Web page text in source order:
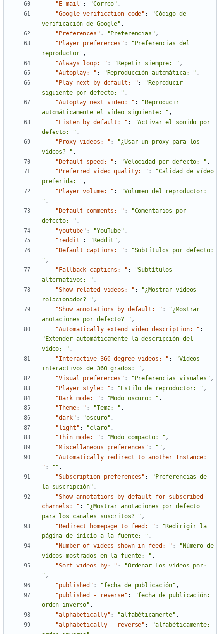
"E-mail" : "Correo" ,
"Google verification code" :
"Código de
verificación de Google" ,
"Preferences" : "Preferencias" ,
"Player preferences" :
"Preferencias del
reproductor" ,
"Always loop: " : "Repetir siempre: " ,
"Autoplay: " : "Reproducción automática: " ,
"Play next by default: " :
"Reproducir
siguiente por defecto: " ,
"Autoplay next video: " :
"Reproducir
automáticamente el vídeo siguiente: " ,
"Listen by default: " :
"Activar el sonido por
defecto: " ,
"Proxy videos: " :
"¿Usar un proxy para los
vídeos? " ,
"Default speed: " : "Velocidad por defecto: " ,
"Preferred video quality: " :
"Calidad de vídeo
preferida: " ,
"Player volume: " :
"Volumen del reproductor:
" ,
"Default comments: " :
"Comentarios por
defecto: " ,
"youtube" : "YouTube" ,
"reddit" : "Reddit" ,
"Default captions: " :
"Subtítulos por defecto:
" ,
"Fallback captions: " :
"Subtítulos
alternativos: " ,
"Show related videos: " :
"¿Mostrar vídeos
relacionados? " ,
"Show annotations by default: " :
"¿Mostrar
anotaciones por defecto? " ,
"Automatically extend video description: " :
"Extender automáticamente la descripción del
vídeo: " ,
"Interactive 360 degree videos: " :
"Vídeos
interactivos de 360 grados: " ,
"Visual preferences" : "Preferencias visuales" ,
"Player style: " : "Estilo de reproductor: " ,
"Dark mode: " : "Modo oscuro: " ,
"Theme: " : "Tema: " ,
"dark" : "oscuro" ,
"light" : "claro" ,
"Thin mode: " : "Modo compacto: " ,
"Miscellaneous preferences" : "" ,
"Automatically redirect to another Instance:
" : "" ,
"Subscription preferences" :
"Preferencias de
la suscripción" ,
"Show annotations by default for subscribed
channels: " :
"¿Mostrar anotaciones por defecto
para los canales suscritos? " ,
"Redirect homepage to feed: " :
"Redirigir la
página de inicio a la fuente: " ,
"Number of videos shown in feed: " :
"Número de
vídeos mostrados en la fuente: " ,
"Sort videos by: " :
"Ordenar los vídeos por:
" ,
"published" : "fecha de publicación" ,
"published - reverse" :
"fecha de publicación:
orden inverso" ,
"alphabetically" : "alfabéticamente" ,
"alphabetically - reverse" :
"alfabéticamente: